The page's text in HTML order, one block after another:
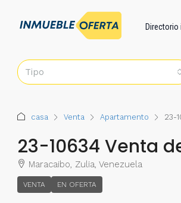
Tipo
casa Venta Apartamento 23-
23-10634 Venta
Maracaibo, Zulia, Venezuela
VENTA EN OFERTA